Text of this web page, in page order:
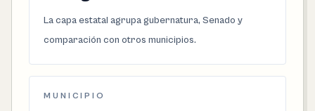
La capa estatal agrupa gubernatura, Senado y
comparación con otros municipios.
MUNICIPIO